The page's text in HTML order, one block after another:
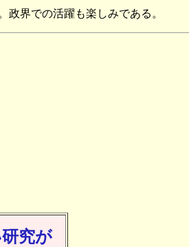
界での活躍も楽しみである。
究が